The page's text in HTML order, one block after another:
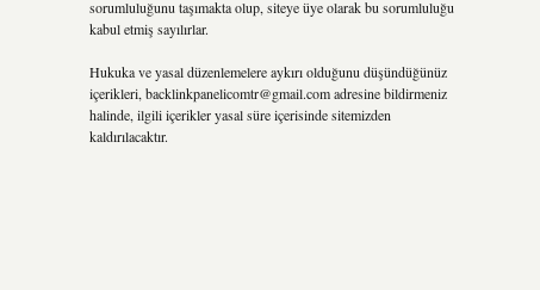
sorumluluğunu taşımakta olup, siteye üye olarak bu sorumluluğu
kabul etmiş sayılırlar.
Hukuka ve yasal düzenlemelere aykırı olduğunu düşündüğünüz
içerikleri, backlinkpanelicomtr@gmail.comadresine bildirmeniz
halinde, ilgili içerikler yasal süre içerisinde sitemizden
kaldırılacaktır.